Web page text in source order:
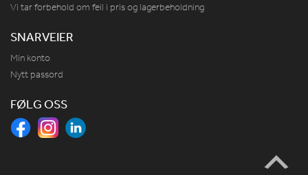
Vi tar forbehold om feil i pris og lagerbeholdning
SNARVEIER
Min konto
Nytt passord
FØLG OSS